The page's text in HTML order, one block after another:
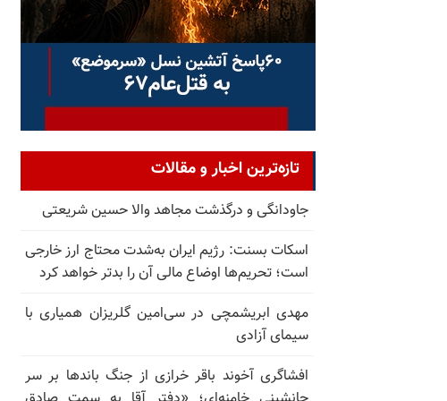
تازه‌ترین اخبار و مقالات
جاودانگی و درگذشت مجاهد والا حسین شریعتی
اسکات بسنت: رژیم ایران به‌شدت محتاج ارز خارجی
است؛ تحریم‌ها اوضاع مالی آن را بدتر خواهد کرد
مهدی ابریشمچی در سی‌امین گلریزان همیاری با
سیمای آزادی
افشاگری آخوند باقر خرازی از جنگ باندها بر سر